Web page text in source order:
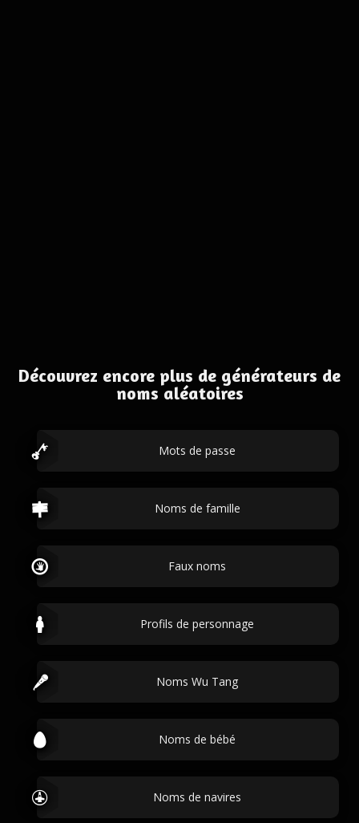
Découvrez encore plus de générateurs de
noms aléatoires
Mots de passe
Noms de famille
Faux noms
Profils de personnage
Noms Wu Tang
Noms de bébé
Noms de navires